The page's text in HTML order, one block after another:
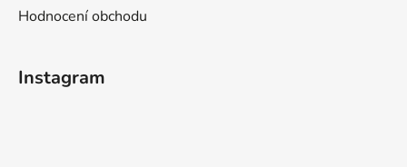
Hodnocení obchodu
Instagram